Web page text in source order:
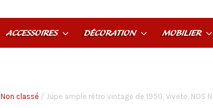
ACCESSOIRES DÉCORATION MOBILIER
Non classé/ Jupe ample rétro vintage de 1950, Viveto, NOS